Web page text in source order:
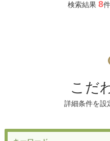
検索結果 8件
こだ
詳細条件を設